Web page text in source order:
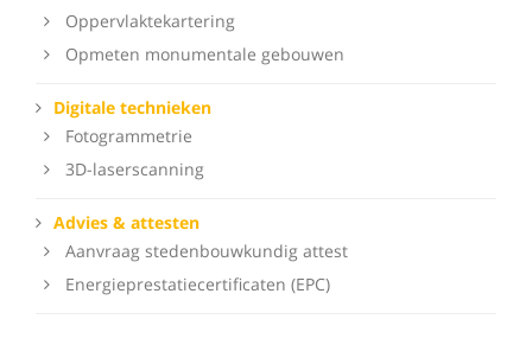
Oppervlaktekartering
Opmeten monumentale gebouwen
Digitale technieken
Fotogrammetrie
3D-laserscanning
Advies & attesten
Aanvraag stedenbouwkundig attest
Energieprestatiecertificaten (EPC)